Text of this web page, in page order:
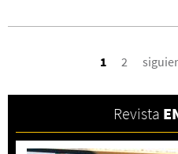
1 2
Revista